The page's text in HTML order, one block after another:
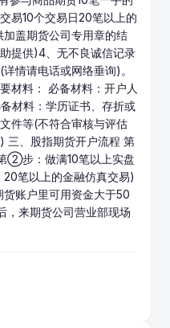
易10个交易日20笔以上的
盖期货公司专用章的结
提供)4、无不良诚信记录
情请电话或网络垂询)。
材料： 必备材料：开户人
材料：学历证书、存折或
件等(不符合审核与评估
三、股指期货开户流程 第
②步：做满10笔以上实盘
笔以上的金融仿真交易)
账户里可用资金大于50
来期货公司营业部现场